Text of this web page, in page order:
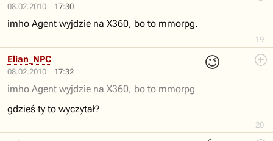
08.02.2010 17:30
19
imho Agent wyjdzie na X360, bo to mmorpg.
08.02.2010 17:32
😉
20
Elian_NPC
imho Agent wyjdzie na X360, bo to mmorpg
gdzieś ty to wyczytał?